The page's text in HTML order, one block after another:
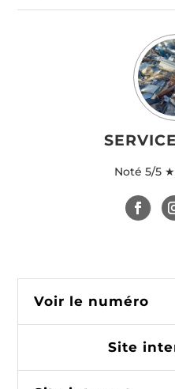
Noté 5/5
Voir le numéro
Site